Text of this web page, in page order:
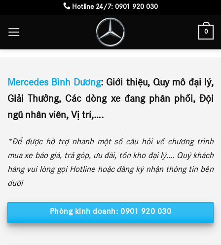
content
Hotline 24/7: 0901 920 030
0
Star Bình Dương
Mercedes Bình Dương: Giới thiệu, Quy mô đại lý,
Giải Thưởng, Các dòng xe đang phân phối, Đội
ngũ nhân viên, Vị trí,….
*Để được hỗ trợ nhanh một số câu hỏi về chương trình
mua xe báo giá, trả góp, ưu đãi, tồn kho đại lý…. Quý khách
hàng vui lòng gọi Hotline hoặc đăng ký nhận thông tin bên
dưới
Phòng kinh doanh: 0901 920 030